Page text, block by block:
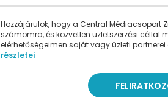
Hozzájárulok, hogy a Central Médiacsoport
számomra, és közvetlen üzletszerzési
elérhetőségeimen saját vagy üzleti
részletei